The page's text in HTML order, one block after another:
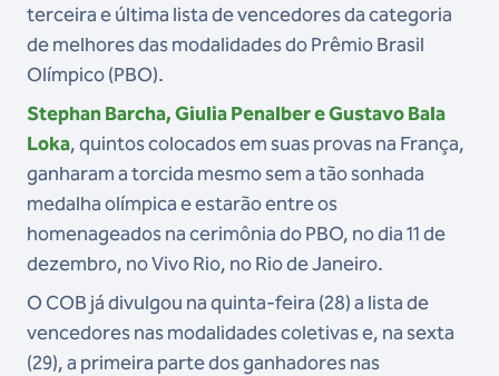
terceira e última lista de vencedores da categoria
de melhores das modalidades do Prêmio Brasil
Olímpico (PBO).
Stephan Barcha, Giulia Penalber e Gustavo Bala
Loka, quintos colocados em suas provas na França,
ganharam a torcida mesmo sem a tão sonhada
medalha olímpica e estarão entre os
homenageados na cerimônia do PBO, no dia 11 de
dezembro, no Vivo Rio, no Rio de Janeiro.
O COB já divulgou na quinta-feira (28) a lista de
vencedores nas modalidades coletivas e, na sexta
(29), a primeira parte dos ganhadores nas